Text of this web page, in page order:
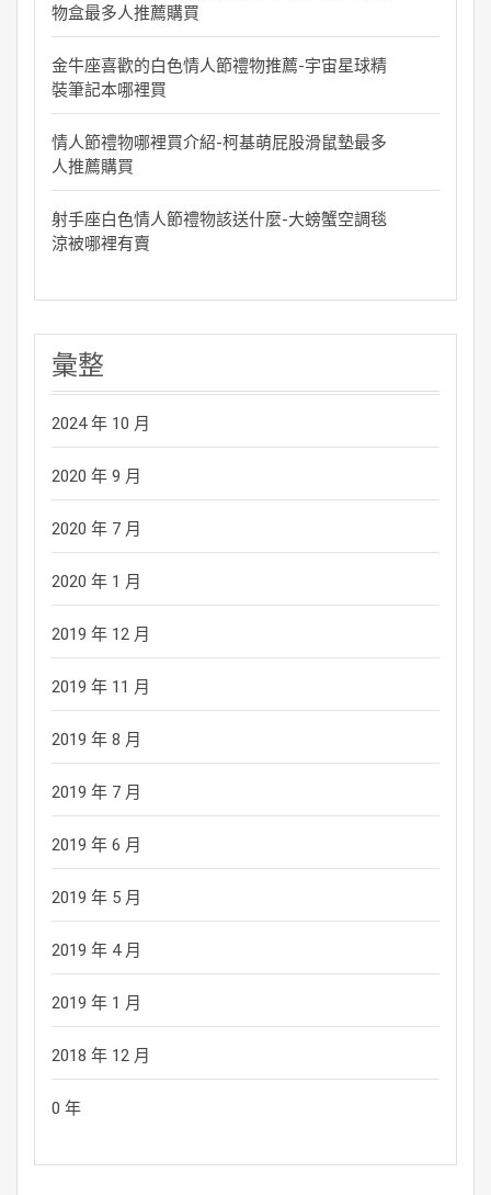
物盒最多人推薦購買
金牛座喜歡的白色情人節禮物推薦-宇宙星球精
裝筆記本哪裡買
情人節禮物哪裡買介紹-柯基萌屁股滑鼠墊最多
人推薦購買
射手座白色情人節禮物該送什麼-大螃蟹空調毯
涼被哪裡有賣
彙整
2024 年 10 月
2020 年 9 月
2020 年 7 月
2020 年 1 月
2019 年 12 月
2019 年 11 月
2019 年 8 月
2019 年 7 月
2019 年 6 月
2019 年 5 月
2019 年 4 月
2019 年 1 月
2018 年 12 月
0 年